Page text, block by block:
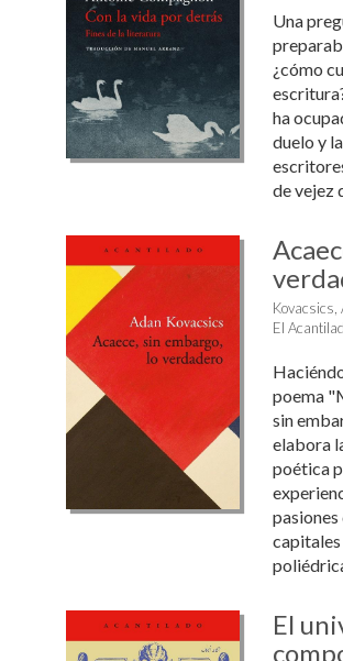
Una
¿cómo
ha
duelo y
de vejez
Kovacsics,
El
poema
sin
elabora
poética
capitales
El